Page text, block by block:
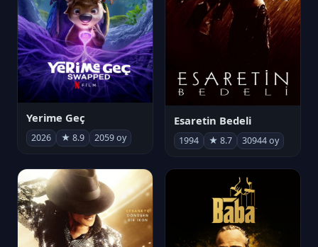
Yerime Geç
2026 ★ 8.9 2059 oy
Esaretin Bedeli
1994 ★ 8.7 30944 oy